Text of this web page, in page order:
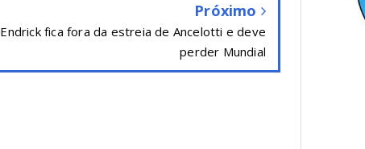
Próximo
Endrick fica fora da estreia de Ancelotti e deve
perder Mundial